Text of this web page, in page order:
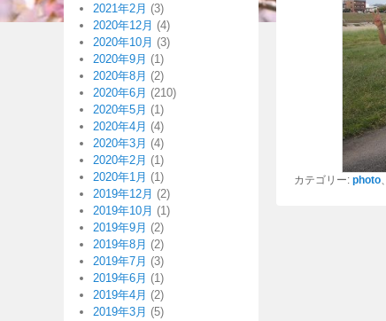
カテゴリー: photo、
2021年2月 (3)
2020年12月 (4)
2020年10月 (3)
2020年9月 (1)
2020年8月 (2)
2020年6月 (210)
2020年5月 (1)
2020年4月 (4)
2020年3月 (4)
2020年2月 (1)
2020年1月 (1)
2019年12月 (2)
2019年10月 (1)
2019年9月 (2)
2019年8月 (2)
2019年7月 (3)
2019年6月 (1)
2019年4月 (2)
2019年3月 (5)